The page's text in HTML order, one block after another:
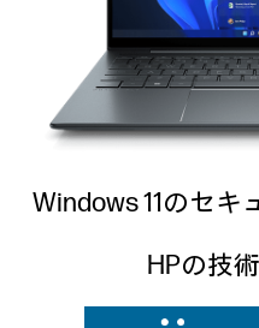
Windows 11のセ
HPの技